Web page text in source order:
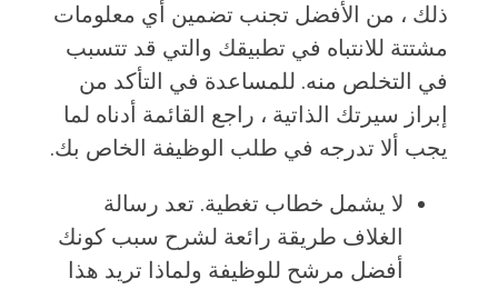
ذلك ، من الأفضل تجنب تضمين أي معلومات
مشتتة للانتباه في تطبيقك والتي قد تتسبب
في التخلص منه. للمساعدة في التأكد من
إبراز سيرتك الذاتية ، راجع القائمة أدناه لما
يجب ألا تدرجه في طلب الوظيفة الخاص بك.
لا يشمل خطاب تغطية. تعد رسالة
الغلاف طريقة رائعة لشرح سبب كونك
أفضل مرشح للوظيفة ولماذا تريد هذا